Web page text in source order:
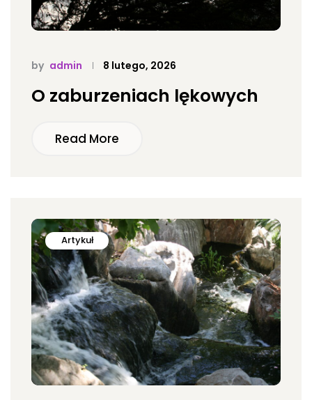
by admin 8 lutego, 2026
O zaburzeniach lękowych
Read More
Artykuł